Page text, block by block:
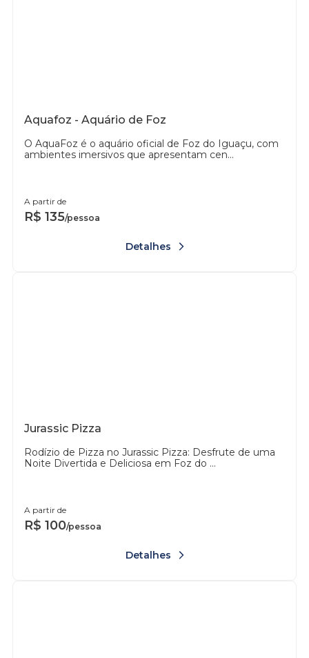
Aquafoz - Aquário de Foz
O AquaFoz é o aquário oficial de Foz do Iguaçu, com
ambientes imersivos que apresentam cen...
A partir de
R$ 135/pessoa
Detalhes
Jurassic Pizza
Rodízio de Pizza no Jurassic Pizza: Desfrute de uma
Noite Divertida e Deliciosa em Foz do ...
A partir de
R$ 100/pessoa
Detalhes